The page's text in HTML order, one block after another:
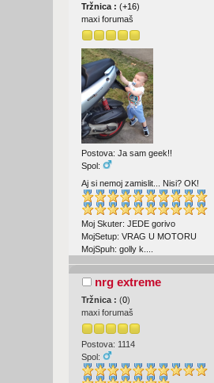
Tržnica :(+16)
maxi forumaš
Postova: Ja sam geek!!
Spol:
Aj si nemoj zamislit... Nisi? OK!
Moj Skuter: JEDE gorivo
MojSetup: VRAG U MOTORU
MojSpuh: golly k....
nrg extreme
Tržnica :(0)
maxi forumaš
Postova: 1114
Spol: